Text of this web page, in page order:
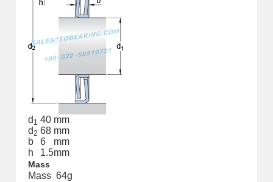
d 1 40 mm
d2 68 mm
b
6
mm
h
1.5mm
Mass
Mass 64g